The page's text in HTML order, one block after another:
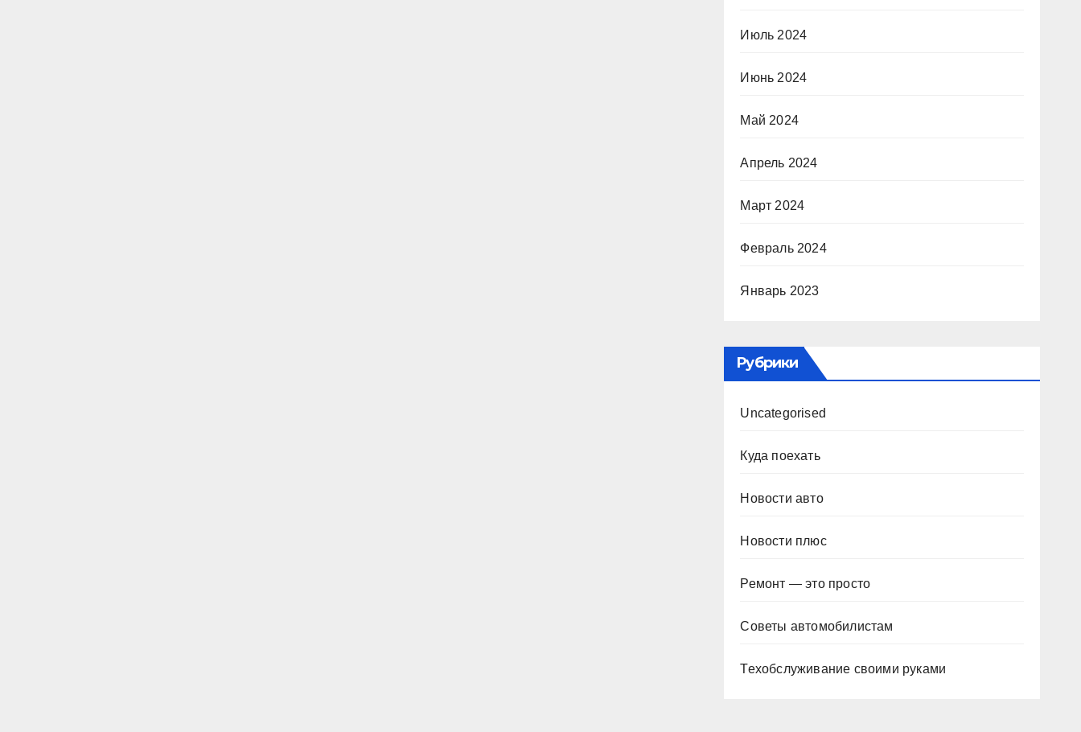
Июль 2024
Июнь 2024
Май 2024
Апрель 2024
Март 2024
Февраль 2024
Январь 2023
Рубрики
Uncategorised
Куда поехать
Новости авто
Новости плюс
Ремонт — это просто
Советы автомобилистам
Техобслуживание своими руками